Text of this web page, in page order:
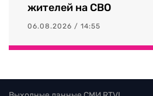
жителей на СВО
06.08.2026 / 14:55